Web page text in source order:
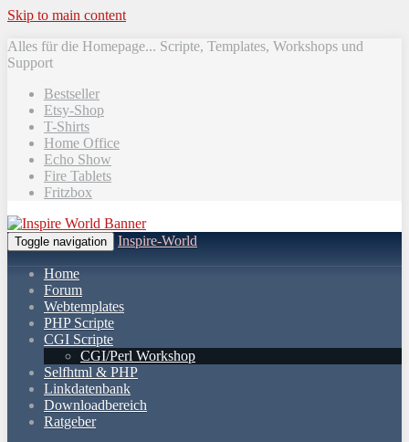
Skip to main content
Alles für die Homepage... Scripte, Templates, Workshops und
Support
Bestseller
Etsy-Shop
T-Shirts
Home Office
Echo Show
Fire Tablets
Fritzbox
Toggle navigation Inspire-World
Home
Forum
Webtemplates
PHP Scripte
CGI Scripte
CGI/Perl Workshop
Selfhtml & PHP
Linkdatenbank
Downloadbereich
Ratgeber